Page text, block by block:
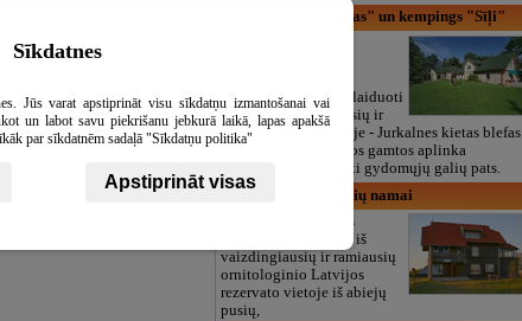
Viesu nams "Imantas" un kempings "Sīļi"
reabilitaciją ir atsipalaiduoti
prie vieno iš gražiausių ir
žaliųjų vietų Latvijoje - Jurkalnes kietas blefas
Pajūrio Kuršo. Gražios gamtos aplinka
atsipalaiduoti ir turėti gydomųjų galių pats.
Papes Čakstes, svečių namai
Turizmo bazė "Papes
Cakstes" yra vienoje iš
vaizdingiausių ir ramiausių
ornitologinio Latvijos
rezervato vietoje iš abiejų
pusių,
Sīkdatnes
Jūs varat apstiprināt visu sīkdatņu izmantošanai vai
un labot savu piekrišanu jebkurā laikā, lapas apakšā
par sīkdatnēm sadaļā "Sīkdatņu politika"
Apstiprināt visas